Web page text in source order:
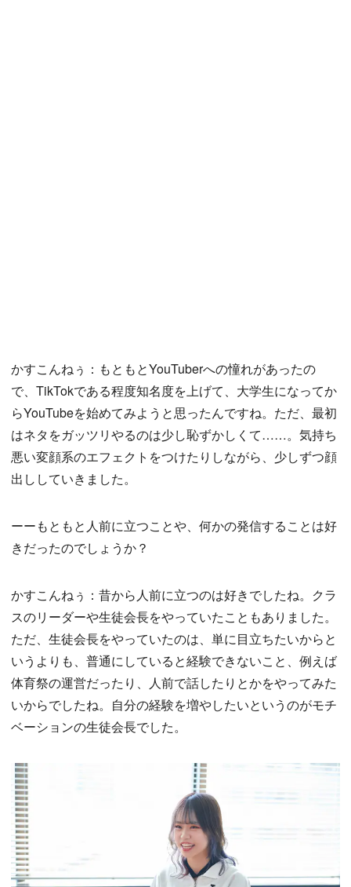
かすこんねぅ：もともとYouTuberへの憧れがあったの
で、TikTokである程度知名度を上げて、大学生になってか
らYouTubeを始めてみようと思ったんですね。ただ、最初
はネタをガッツリやるのは少し恥ずかしくて……。気持ち
悪い変顔系のエフェクトをつけたりしながら、少しずつ顔
出ししていきました。
ーーもともと人前に立つことや、何かの発信することは好
きだったのでしょうか？
かすこんねぅ：昔から人前に立つのは好きでしたね。クラ
スのリーダーや生徒会長をやっていたこともありました。
ただ、生徒会長をやっていたのは、単に目立ちたいからと
いうよりも、普通にしていると経験できないこと、例えば
体育祭の運営だったり、人前で話したりとかをやってみた
いからでしたね。自分の経験を増やしたいというのがモチ
ベーションの生徒会長でした。